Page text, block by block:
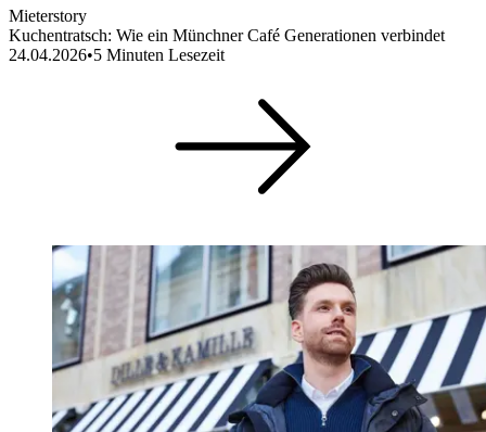
Mieterstory
Kuchentratsch: Wie ein Münchner Café Generationen verbindet
24.04.2026•5 Minuten Lesezeit